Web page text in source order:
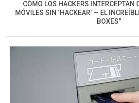
CÓMO LOS HACKERS INTERCEPTAN
MÓVILES SIN ‘HACKEAR’ — EL
BOXES”